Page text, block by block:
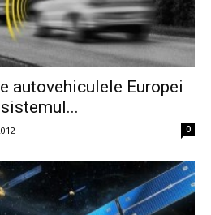
autovehiculele Europei
0